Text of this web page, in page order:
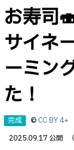
お寿司
サイネ
ーミン
た！
完成 ©CC BY 4+
2025.09.17 公開